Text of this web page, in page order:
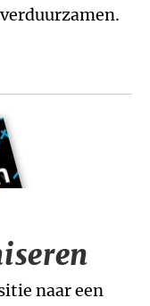
naar een